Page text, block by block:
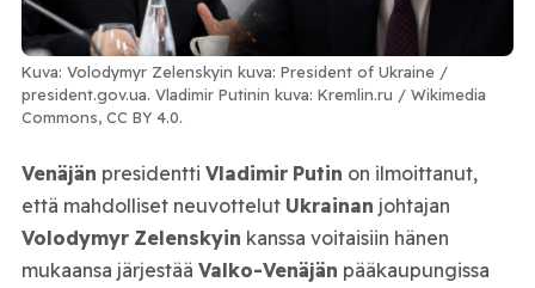
Kuva: Volodymyr Zelenskyin kuva: President of Ukraine /
president.gov.ua. Vladimir Putinin kuva: Kremlin.ru / Wikimedia
Commons, CC BY 4.0.
Venäjän presidentti Vladimir Putin on ilmoittanut,
että mahdolliset neuvottelut Ukrainan johtajan
Volodymyr Zelenskyin kanssa voitaisiin hänen
mukaansa järjestää Valko-Venäjän pääkaupungissa